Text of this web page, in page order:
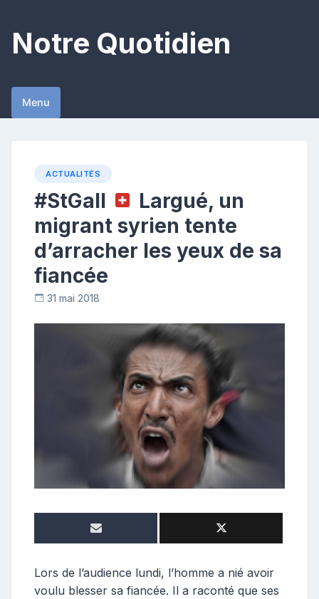
content
Notre Quotidien
Menu
ACTUALITÉS
#StGall
Largué, un
migrant syrien tente
d’arracher les yeux de sa
fiancée
31 mai 2018
b
u
i
Lors de l’audience lundi, l’homme a nié avoir
voulu blesser sa fiancée. Il a raconté que ses